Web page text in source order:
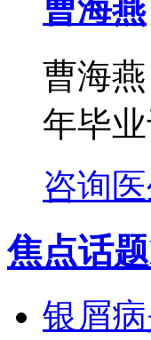
曹海燕
曹海
年毕
咨询
焦点话题
银屑